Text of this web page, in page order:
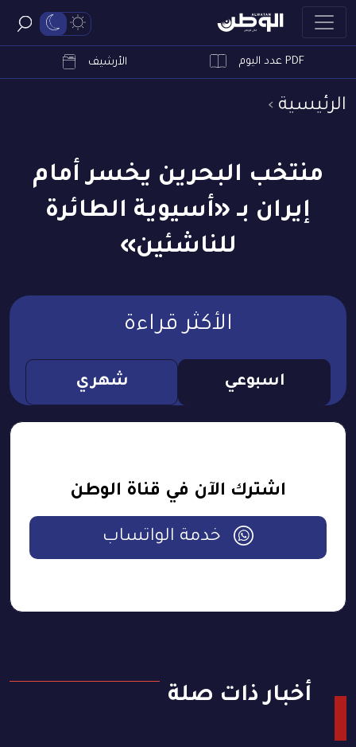
PDF عدد اليوم الأرشيف
الرئيسية
منتخب البحرين يخسر أمام
إيران بـ «أسيوية الطائرة
للناشئين»
الأكثر قراءة
اسبوعي شهري
اشترك الآن في قناة الوطن
خدمة الواتساب
أخبار ذات صلة